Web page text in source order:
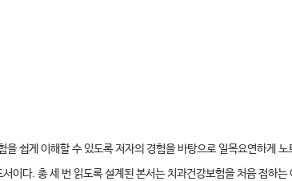
게 이해할 수 있도록 저자의 경험을 바탕으로 일목요연하게 노
다. 총 세 번 읽도록 설계된 본서는 치과건강보험을 처음 접하